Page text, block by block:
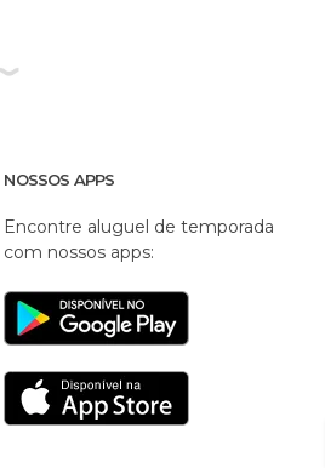
NOSSOS APPS
Encontre aluguel de temporada
com nossos apps: